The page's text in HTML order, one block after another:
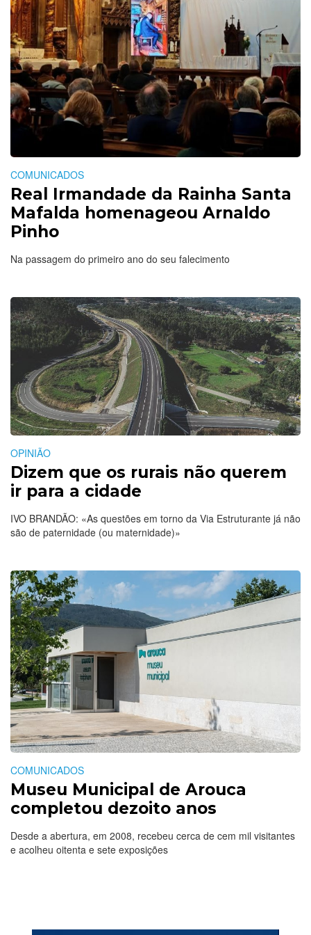
COMUNICADOS
Real Irmandade da Rainha Santa
Mafalda homenageou Arnaldo
Pinho
Na passagem do primeiro ano do seu falecimento
OPINIÃO
Dizem que os rurais não querem
ir para a cidade
IVO BRANDÃO: «As questões em torno da Via Estruturante já não
são de paternidade (ou maternidade)»
COMUNICADOS
Museu Municipal de Arouca
completou dezoito anos
Desde a abertura, em 2008, recebeu cerca de cem mil visitantes
e acolheu oitenta e sete exposições